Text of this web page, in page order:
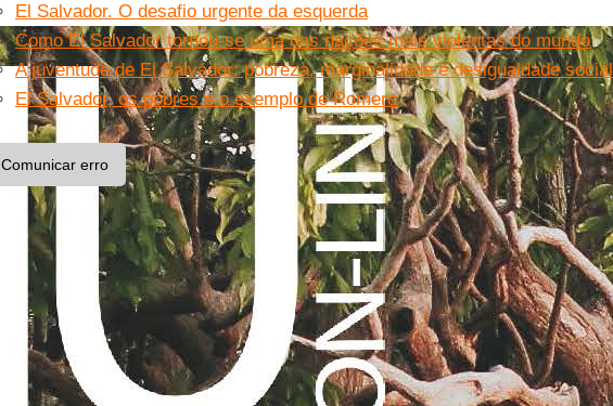
El Salvador. O desafio urgente da esquerda
Como El Salvador tornou-se uma das nações mais violentas do mundo
A juventude de El Salvador: pobreza, marginalidade e desigualdade social
El Salvador, os pobres e o exemplo de Romero
Comunicar erro